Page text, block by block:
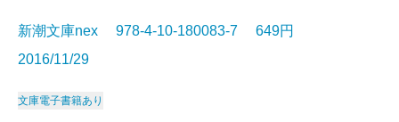
新潮文庫nex 978-4-10-180083-7 649円
2016/11/29
文庫電子書籍あり